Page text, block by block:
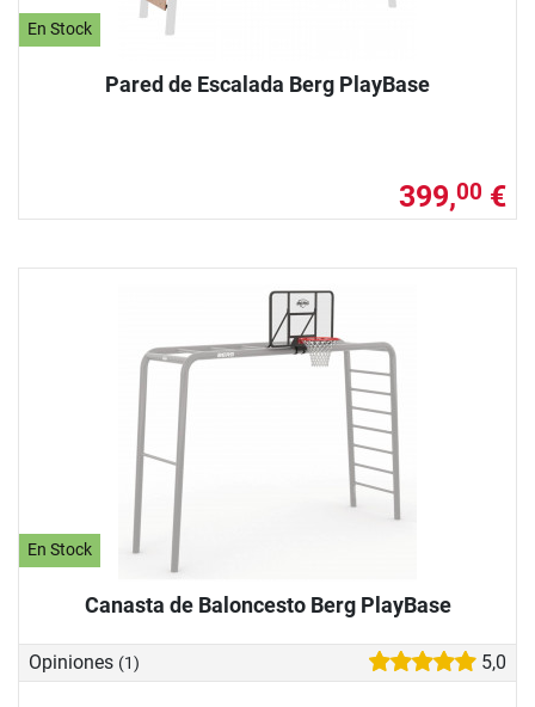
En Stock
Pared de Escalada Berg PlayBase
399,00 €
En Stock
Canasta de Baloncesto Berg PlayBase
Opiniones (1) 5,0